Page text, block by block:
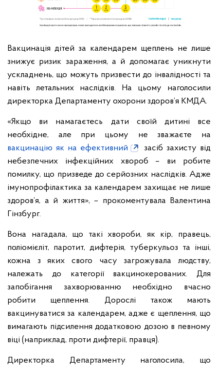
Вакцинація дітей за календарем щеплень не лише
знижує ризик зараження, а й допомагає уникнути
ускладнень, що можуть призвести до інвалідності та
навіть летальних наслідків. На цьому наголосили
директорка Департаменту охорони здоров’я КМДА.
«Якщо ви намагаєтесь дати своїй дитині все
необхідне, але при цьому не зважаєте на
вакцинацію як на ефективний
засіб захисту від
небезпечних інфекційних хвороб – ви робите
помилку, що призведе до серйозних наслідків. Адже
імунопрофілактика за календарем захищає не лише
здоров’я, а й життя», – прокоментувала Валентина
Гінзбург.
Вона нагадала, що такі хвороби, як кір, правець,
поліомієліт, паротит, дифтерія, туберкульоз та інші,
кожна з яких свого часу загрожувала людству,
належать до категорії вакцинокерованих. Для
запобігання захворюванню необхідно вчасно
робити щеплення. Дорослі також мають
вакцинуватися за календарем, адже є щеплення, що
вимагають підсилення додатковою дозою в певному
віці (наприклад, проти дифтерії, правця).
Директорка Департаменту наголосила, що